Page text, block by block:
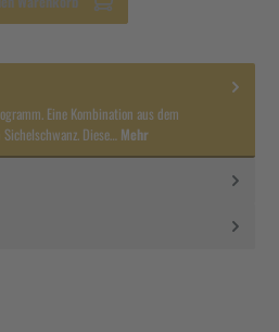
Eine Kombination aus dem
Diese… Mehr